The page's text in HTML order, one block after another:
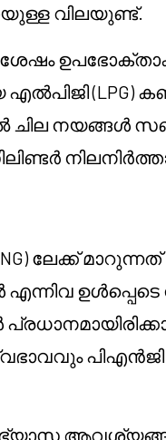
വിലയുണ്ട്.
ശേഷം
(LPG)
ചില നയങ്ങൾ
ലേക്ക്